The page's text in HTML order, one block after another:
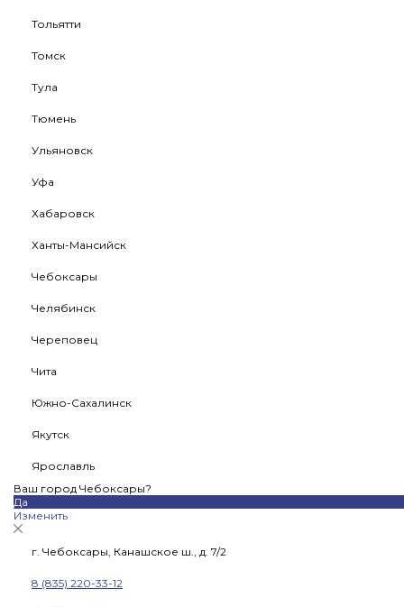
Тольятти
Томск
Тула
Тюмень
Ульяновск
Уфа
Хабаровск
Ханты-Мансийск
Чебоксары
Челябинск
Череповец
Чита
Южно-Сахалинск
Якутск
Ярославль
Ваш город Чебоксары?
Да
Изменить
г. Чебоксары, Канашское ш., д. 7/2
8 (835) 220-33-12